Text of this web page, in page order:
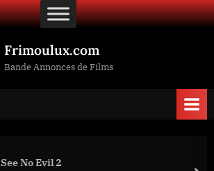
Frimoulux.com
Bande Annonces de Films
See No Evil 2